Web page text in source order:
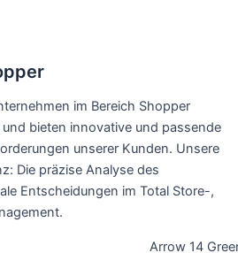
im Bereich Shopper
und bieten innovative und passende
unserer Kunden. Unsere
Die präzise Analyse des
Entscheidungen im Total Store-,